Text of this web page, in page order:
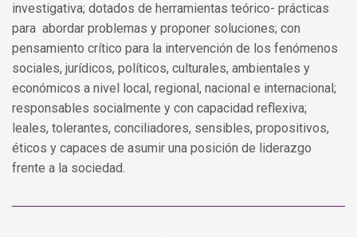
investigativa; dotados de herramientas teórico- prácticas
para abordar problemas y proponer soluciones; con
pensamiento crítico para la intervención de los fenómenos
sociales, jurídicos, políticos, culturales, ambientales y
económicos a nivel local, regional, nacional e internacional;
responsables socialmente y con capacidad reflexiva;
leales, tolerantes, conciliadores, sensibles, propositivos,
éticos y capaces de asumir una posición de liderazgo
frente a la sociedad.